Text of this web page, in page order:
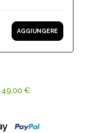
AGGIUNGERE
49,00 €